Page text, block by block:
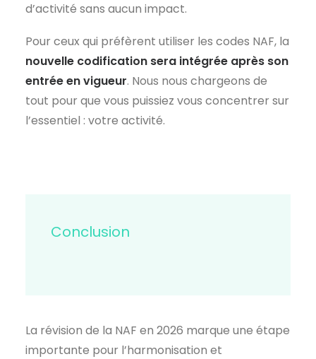
d’activité sans aucun impact.
Pour ceux qui préfèrent utiliser les codes NAF, la
nouvelle codification sera intégrée après son
entrée en vigueur. Nous nous chargeons de
tout pour que vous puissiez vous concentrer sur
l’essentiel : votre activité.
Conclusion
La révision de la NAF en 2026 marque une étape
importante pour l’harmonisation et